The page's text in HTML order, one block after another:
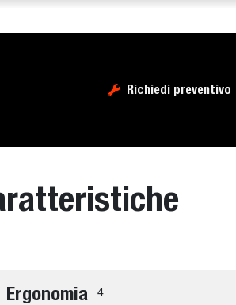
Richiedi preventivo
Ergonomia 4